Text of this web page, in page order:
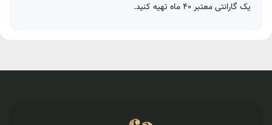
یک گارانتی معتبر 40 ماه تهیه کنید.